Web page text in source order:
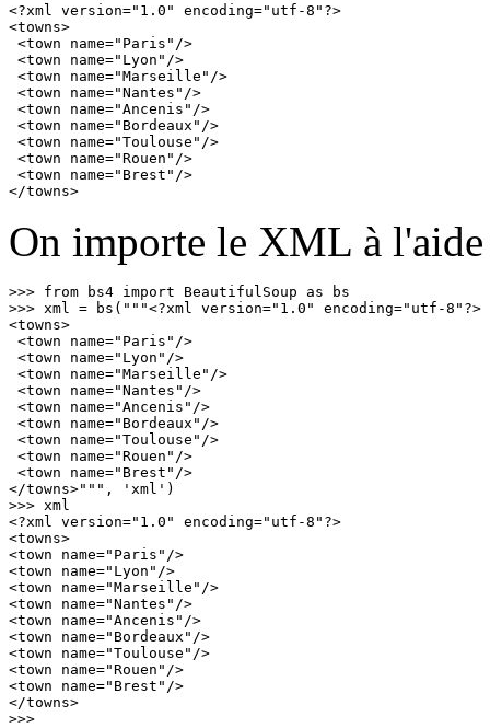
<?xml version="1.0" encoding="utf-8"?>
<towns>
<town name="Paris"/>
<town name="Lyon"/>
<town name="Marseille"/>
<town name="Nantes"/>
<town name="Ancenis"/>
<town name="Bordeaux"/>
<town name="Toulouse"/>
<town name="Rouen"/>
<town name="Brest"/>
</towns>
On importe le XML à
>>> from bs4 import BeautifulSoup as bs
>>> xml = bs("""<?xml version="1.0" encoding="utf-8"?>
<towns>
<town name="Paris"/>
<town name="Lyon"/>
<town name="Marseille"/>
<town name="Nantes"/>
<town name="Ancenis"/>
<town name="Bordeaux"/>
<town name="Toulouse"/>
<town name="Rouen"/>
<town name="Brest"/>
</towns>""", 'xml')
>>> xml
<?xml version="1.0" encoding="utf-8"?>
<towns>
<town name="Paris"/>
<town name="Lyon"/>
<town name="Marseille"/>
<town name="Nantes"/>
<town name="Ancenis"/>
<town name="Bordeaux"/>
<town name="Toulouse"/>
<town name="Rouen"/>
<town name="Brest"/>
</towns>
>>>